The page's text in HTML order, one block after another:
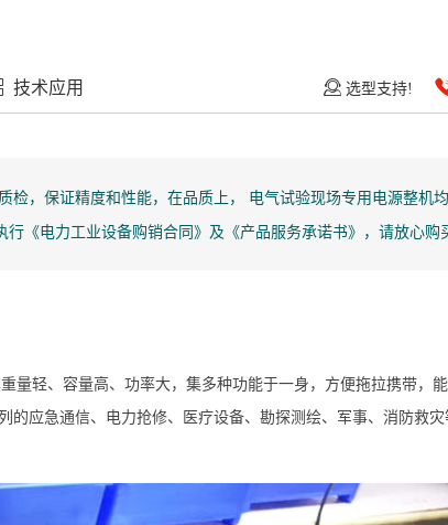
技术应用 选型支持!
，保证精度和性能，在品质上， 电气试验现场专用电源整机
《电力工业设备购销合同》及《产品服务承诺书》，请放心购
量轻、容量高、功率大，集多种功能于一身，方便拖拉携带，
应急通信、电力抢修、医疗设备、勘探测绘、军事、消防救